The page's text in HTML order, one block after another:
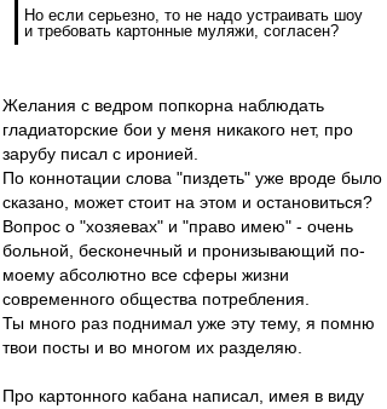
Но если серьезно, то не надо устраивать шоу
и требовать картонные муляжи, согласен?
Желания с ведром попкорна наблюдать
гладиаторские бои у меня никакого нет, про
зарубу писал с иронией.
По коннотации слова "пиздеть" уже вроде было
сказано, может стоит на этом и остановиться?
Вопрос о "хозяевах" и "право имею" - очень
больной, бесконечный и пронизывающий по-
моему абсолютно все сферы жизни
современного общества потребления.
Ты много раз поднимал уже эту тему, я помню
твои посты и во многом их разделяю.
Про картонного кабана написал, имея в виду